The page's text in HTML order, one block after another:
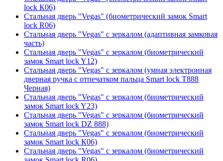
lock К06)
Стальная дверь "Vegas" (биометрический замок Smart
lock R06)
Стальная дверь "Vegas" с зеркалом (адаптивная замковая
часть)
Стальная дверь "Vegas" с зеркалом (биометрический
замок Smart lock Y12)
Стальная дверь "Vegas" с зеркалом (умная электронная
дверная ручка с отпечатком пальца Smart lock T888
Черная)
Стальная дверь "Vegas" с зеркалом (биометрический
замок Smart lock Y23)
Стальная дверь "Vegas" с зеркалом (биометрический
замок Smart lock DZ 888)
Стальная дверь "Vegas" с зеркалом (биометрический
замок Smart lock К06)
Стальная дверь "Vegas" с зеркалом (биометрический